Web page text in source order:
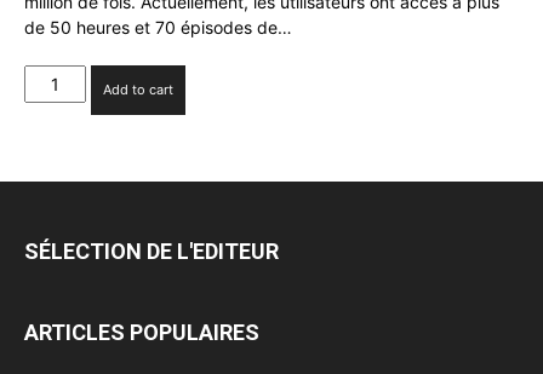
de 50 heures et 70 épisodes de…
Babbel
intègre
application
primés
par
Add to cart
SÉLECTION DE L'EDITEUR
ARTICLES POPULAIRES